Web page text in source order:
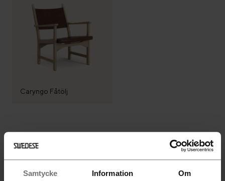
Samtycke Information Om
Caryngo Fåtölj
Följ Swedese